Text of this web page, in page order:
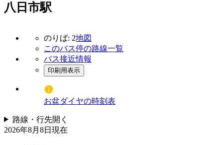
八日市駅
のりば: 2地図
このバス停の路線一覧
バス接近情報
印刷用表示
お盆ダイヤの時刻表
路線・行先開く
2026年8月8日 現在